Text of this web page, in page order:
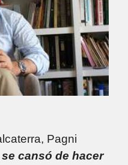
Pagni
cansó de hacer